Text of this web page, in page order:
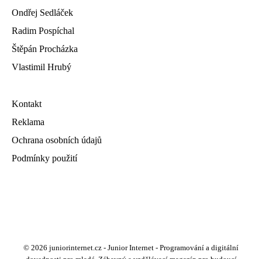
Ondřej Sedláček
Radim Pospíchal
Štěpán Procházka
Vlastimil Hrubý
Kontakt
Reklama
Ochrana osobních údajů
Podmínky použití
© 2026 juniorinternet.cz - Junior Internet - Programování a digitální